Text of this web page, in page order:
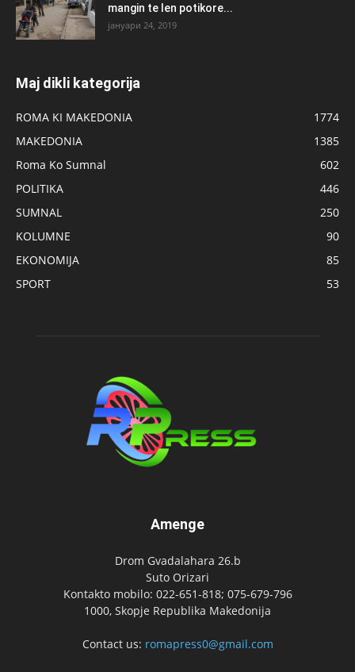
mangin te len potikore...
јануари 24, 2019
Maj dikli kategorija
ROMA KI MAKEDONIA
1774
MAKEDONIA
1385
Roma Ko Sumnal
602
POLITIKA
446
SUMNAL
250
KOLUMNE
90
EKONOMIJA
85
SPORT
53
Amenge
Drom Gvadalahara 26.b
Suto Orizari
Kontakto mobilo: 022-651-818; 075-679-796
1000, Skopje Republika Makedonija
Contact us: romapress0@gmail.com